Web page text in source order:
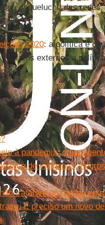
coqueluche das
2020: a política é
E fatos externos a
à pandemia,
de indígenas,
trataram do
É preciso um novo